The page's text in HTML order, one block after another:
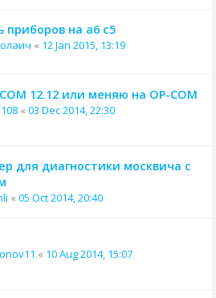
приборов на а6 с5
« 12 Jan 2015, 13:19
12.12 или меняю на OP-COM
« 03 Dec 2014, 22:30
для диагностики москвича с
« 05 Oct 2014, 20:40
« 10 Aug 2014, 15:07